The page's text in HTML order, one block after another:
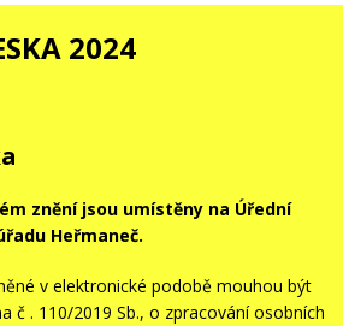
2024
znění jsou umístěny na Úřední
Heřmaneč.
v elektronické podobě mouhou být
č . 110/2019 Sb., o zpracování osobních